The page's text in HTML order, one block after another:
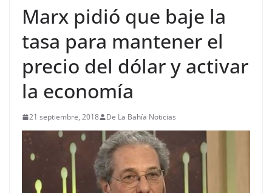
Marx pidió que baje la
tasa para mantener el
precio del dólar y activar
la economía
21 septiembre, 2018 De La Bahía Noticias